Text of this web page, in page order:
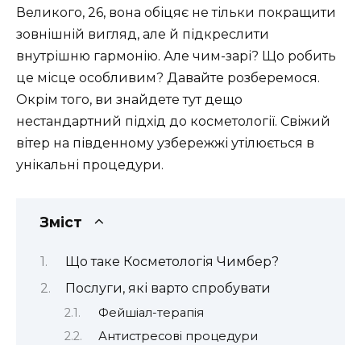
Великого, 26, вона обіцяє не тільки покращити
зовнішній вигляд, але й підкреслити
внутрішню гармонію. Але чим-зарі? Що робить
це місце особливим? Давайте розберемося.
Окрім того, ви знайдете тут дещо
нестандартний підхід до косметології. Свіжий
вітер на південному узбережжі утілюється в
унікальні процедури.
Зміст
Що таке Косметологія Чимбер?
Послуги, які варто спробувати
Фейшіал-терапія
Антистресові процедури